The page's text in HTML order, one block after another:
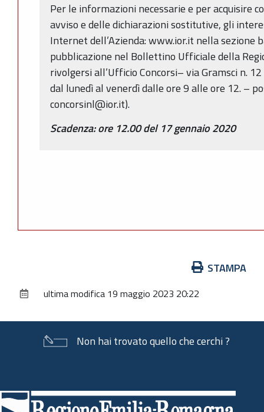
Per le informazioni necessarie e per acquisire
avviso e delle dichiarazioni sostitutive, gli
Internet dell’Azienda: www.ior.it nella sezione
pubblicazione nel Bollettino Ufficiale della
rivolgersi all’Ufficio Concorsi– via Gramsci n.
dal lunedì al venerdì dalle ore 9 alle ore 12. –
concorsinl@ior.it).
Scadenza: ore 12.00 del 17 gennaio 2020
documento
STAMPA
ultima modifica 19 maggio 2023 20:22
Non hai trovato quello che cerchi ?
di